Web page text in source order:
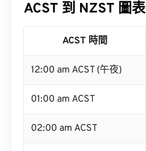
ACST 到 NZST 圖表
ACST 時間
12:00 am ACST (午夜)
01:00 am ACST
02:00 am ACST